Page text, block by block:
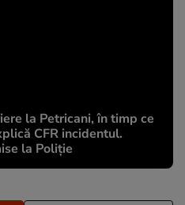
la Petricani, în timp ce
CFR incidentul.
la Poliție